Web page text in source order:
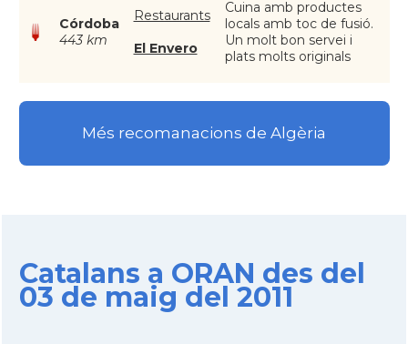
Córdoba
443 km
Restaurants
El Envero
Cuina amb productes
locals amb toc de fusió.
Un molt bon servei i
plats molts originals
Més recomanacions de Algèria
Catalans a ORAN des del
03 de maig del 2011